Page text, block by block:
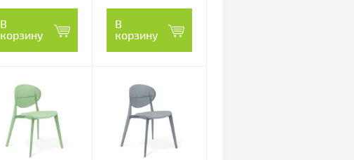
В
корзину
В
корзину